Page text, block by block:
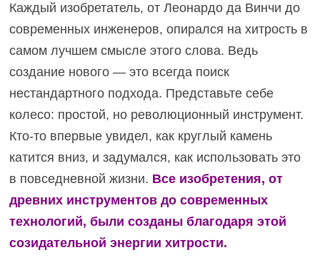
Каждый изобретатель, от Леонардо да Винчи до
современных инженеров, опирался на хитрость в
самом лучшем смысле этого слова. Ведь
создание нового — это всегда поиск
нестандартного подхода. Представьте себе
колесо: простой, но революционный инструмент.
Кто-то впервые увидел, как круглый камень
катится вниз, и задумался, как использовать это
в повседневной жизни. Все изобретения, от
древних инструментов до современных
технологий, были созданы благодаря этой
созидательной энергии хитрости.